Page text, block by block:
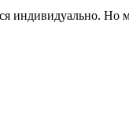
индивидуально. Но